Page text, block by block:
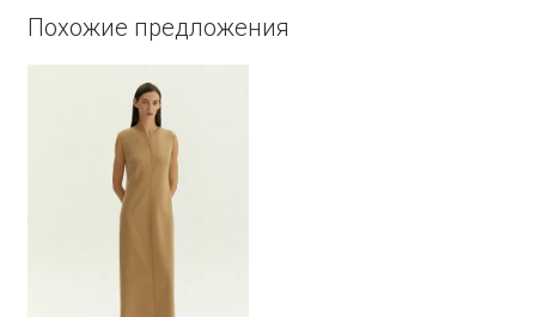
Похожие предложения